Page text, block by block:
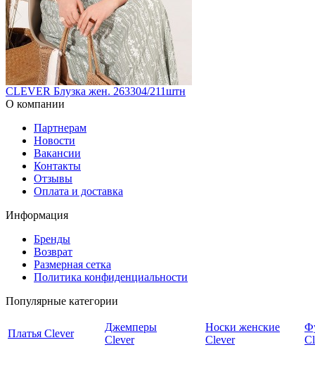
CLEVER Блузка жен. 263304/211штн
О компании
Партнерам
Новости
Вакансии
Контакты
Отзывы
Оплата и доставка
Информация
Бренды
Возврат
Размерная сетка
Политика конфиденциальности
Популярные категории
Платья Clever
Джемперы
Clever
Носки женские
Clever